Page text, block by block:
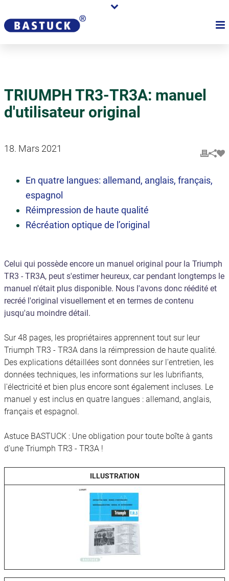
TRIUMPH TR3-TR3A: manuel
d'utilisateur original
18. Mars 2021
En quatre langues: allemand, anglais, français,
espagnol
Réimpression de haute qualité
Récréation optique de l’original
Celui qui possède encore un manuel original pour la Triumph
TR3 - TR3A, peut s'estimer heureux, car pendant longtemps le
manuel n'était plus disponible. Nous l'avons donc réédité et
recréé l'original visuellement et en termes de contenu
jusqu'au moindre détail.
Sur 48 pages, les propriétaires apprennent tout sur leur
Triumph TR3 - TR3A dans la réimpression de haute qualité.
Des explications détaillées sont données sur l'entretien, les
données techniques, les informations sur les lubrifiants,
l'électricité et bien plus encore sont également incluses. Le
manuel y est inclus en quatre langues : allemand, anglais,
français et espagnol.
Astuce BASTUCK : Une obligation pour toute boîte à gants
d'une Triumph TR3 - TR3A !
ILLUSTRATION